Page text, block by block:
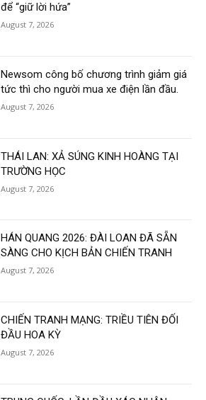
để “giữ lời hứa”
August 7, 2026
Newsom công bố chương trình giảm giá
tức thì cho người mua xe điện lần đầu.
August 7, 2026
THÁI LAN: XẢ SÚNG KINH HOÀNG TẠI
TRƯỜNG HỌC
August 7, 2026
HÁN QUANG 2026: ĐÀI LOAN ĐÃ SẴN
SÀNG CHO KỊCH BẢN CHIẾN TRANH
August 7, 2026
CHIẾN TRANH MẠNG: TRIỀU TIÊN ĐỐI
ĐẦU HOA KỲ
August 7, 2026